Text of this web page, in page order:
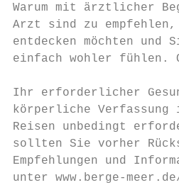
Warum mit ärztlicher
Arzt sind zu
entdecken möchten
einfach wohler
Ihr erforderlicher
körperliche
Reisen unbedingt
sollten Sie vorher
Empfehlungen und
unter www.berge-